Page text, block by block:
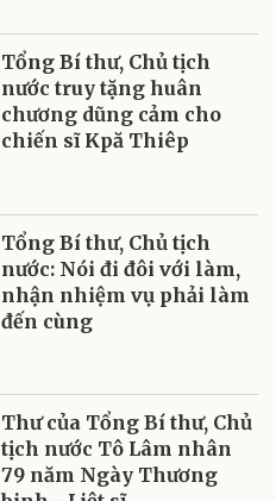
Tổng Bí thư, Chủ tịch
nước truy tặng huân
chương dũng cảm cho
chiến sĩ Kpă Thiêp
Tổng Bí thư, Chủ tịch
nước: Nói đi đôi với làm,
nhận nhiệm vụ phải làm
đến cùng
Thư của Tổng Bí thư, Chủ
tịch nước Tô Lâm nhân
79 năm Ngày Thương